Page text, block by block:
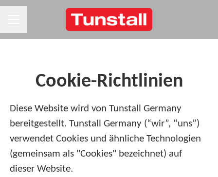
Cookie-Richtlinien
Diese Website wird von Tunstall Germany
bereitgestellt. Tunstall Germany (“wir”, “uns”)
verwendet Cookies und ähnliche Technologien
(gemeinsam als "Cookies" bezeichnet) auf
dieser Website.